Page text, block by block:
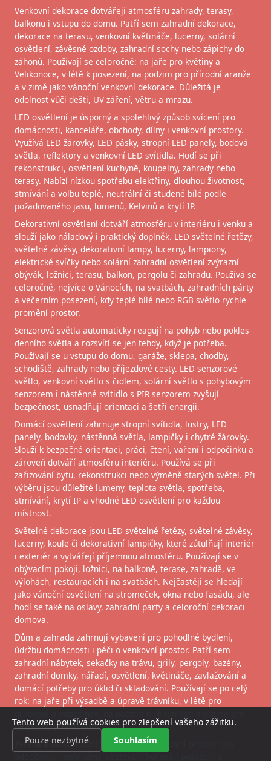
Venkovní dekorace dotvářejí atmosféru zahrady, terasy,
balkonu i vstupu do domu. Patří sem zahradní dekorace,
dekorace na terasu, venkovní květináče, lucerny, solární
osvětlení, závěsné ozdoby, zahradní sochy nebo zápichy do
záhonů. Používají se celoročně: na jaře pro květiny a
Velikonoce, v létě k posezení, na podzim pro přírodní aranže
a v zimě jako vánoční venkovní dekorace. Důležitá je
odolnost vůči dešti, UV záření, větru a mrazu.
LED osvětlení je úsporný a spolehlivý způsob svícení pro
domácnosti, kanceláře, obchody, dílny i venkovní prostory.
Využívá LED žárovky, LED pásky, stropní LED panely, bodová
světla, reflektory a venkovní LED svítidla. Hodí se při
rekonstrukci, osvětlení kuchyně, koupelny, zahrady nebo
terasy. Nabízí nízkou spotřebu elektřiny, dlouhou životnost,
stmívání a volbu teplé, neutrální či studené bílé podle
požadovaného jasu, lumenů, Kelvinů a krytí IP.
Dekorativní osvětlení dotváří atmosféru v interiéru i venku a
slouží jako náladový i praktický doplněk. LED světelné řetězy,
světelné závěsy, dekorativní lampy, lucerny, lampiony,
elektrické svíčky nebo solární zahradní osvětlení zvýrazní
obývák, ložnici, terasu, balkon, pergolu či zahradu. Používá se
celoročně, nejvíce o Vánocích, na svatbách, zahradních párty
a večerním posezení, kdy teplé bílé nebo RGB světlo rychle
promění prostor.
Senzorová světla automaticky reagují na pohyb nebo pokles
denního světla a rozsvítí se jen tehdy, když je potřeba.
Používají se u vstupu do domu, garáže, sklepa, chodby,
schodiště, zahrady nebo příjezdové cesty. LED senzorové
světlo, venkovní světlo s čidlem, solární světlo s pohybovým
senzorem i nástěnné svítidlo s PIR senzorem zvyšují
bezpečnost, usnadňují orientaci a šetří energii.
Domácí osvětlení zahrnuje stropní svítidla, lustry, LED
panely, bodovky, nástěnná světla, lampičky i chytré žárovky.
Slouží k bezpečné orientaci, práci, čtení, vaření i odpočinku a
zároveň dotváří atmosféru interiéru. Používá se při
zařizování bytu, rekonstrukci nebo výměně starých světel. Při
výběru jsou důležité lumeny, teplota světla, spotřeba,
stmívání, krytí IP a vhodné LED osvětlení pro každou
místnost.
Světelné dekorace jsou LED světelné řetězy, světelné závěsy,
lucerny, koule či dekorativní lampičky, které zútulňují interiér
i exteriér a vytvářejí příjemnou atmosféru. Používají se v
obývacím pokoji, ložnici, na balkoně, terase, zahradě, ve
výlohách, restauracích i na svatbách. Nejčastěji se hledají
jako vánoční osvětlení na stromeček, okna nebo fasádu, ale
hodí se také na oslavy, zahradní party a celoroční dekoraci
domova.
Dům a zahrada zahrnují vybavení pro pohodlné bydlení,
údržbu domácnosti i péči o venkovní prostor. Patří sem
zahradní nábytek, sekačky na trávu, grily, pergoly, bazény,
zahradní domky, nářadí, osvětlení, květináče, zavlažování a
domácí potřeby pro úklid či skladování. Používají se po celý
rok: na jaře při výsadbě a úpravě trávníku, v létě pro
bezpečný provoz domu.
Terasa a balkon rozšiřují bydlení o venkovní prostor pro
Tento web používá cookies pro zlepšení vašeho zážitku.
Pouze nezbytné
Souhlasím